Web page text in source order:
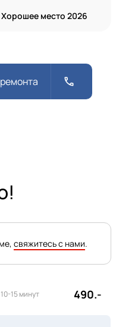
Хорошее место 2026
call
свяжитесь с нами.
10-15 минут 490.-